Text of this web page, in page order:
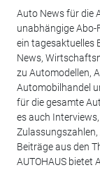
Auto News für die
unabhängige
ein tagesaktuelles
News,
zu Automodellen,
Automobilhandel
für die gesamte
es auch
Beiträge aus den
AUTOHAUS bietet